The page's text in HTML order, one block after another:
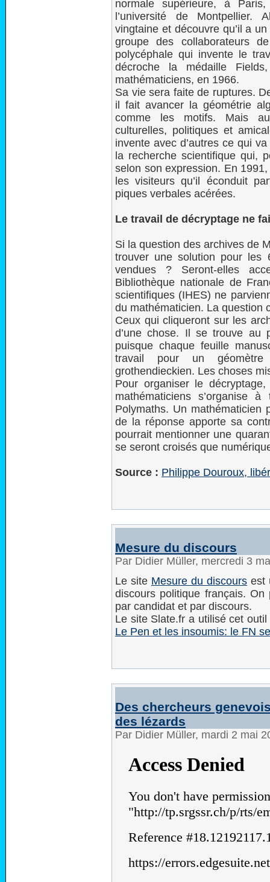
normale supérieure, à
l’université de Montpellier.
vingtaine et découvre qu’il a
groupe des collaborateurs
polycéphale qui invente le
décroche la médaille
mathématiciens, en 1966.
Sa vie sera faite de ruptures.
il fait avancer la géométrie
comme les motifs. Mais
culturelles, politiques et
invente avec d’autres ce qui
la recherche scientifique qui,
selon son expression. En
les visiteurs qu’il éconduit
piques verbales acérées.
Le travail de décryptage ne
Si la question des archives de
trouver une solution pour les
vendues ? Seront-elles
Bibliothèque nationale de
scientifiques (IHES) ne
du mathématicien. La question
Ceux qui cliqueront sur les
d’une chose. Il se trouve au
puisque chaque feuille
travail pour un géomètre
grothendieckien. Les choses
Pour organiser le
mathématiciens s’organise
Polymaths. Un mathématicien
de la réponse apporte sa
pourrait mentionner une
se seront croisés que
Source : Philippe Douroux,
Mesure du discours
Par Didier Müller, mercredi 3
Le site Mesure du discours est
discours politique français.
par candidat et par discours.
Le site Slate.fr a utilisé cet
Le Pen et les insoumis: le FN
Des chercheurs
des lézards
Par Didier Müller, mardi 2 mai